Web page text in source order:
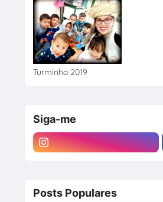
Turminha 2019
Siga-me
Posts Populares